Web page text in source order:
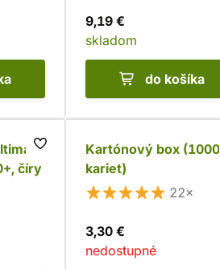
9,19 €
skladom
do košíka
číry
Kartónový box (1000
kariet)
22×
3,30 €
nedostupné